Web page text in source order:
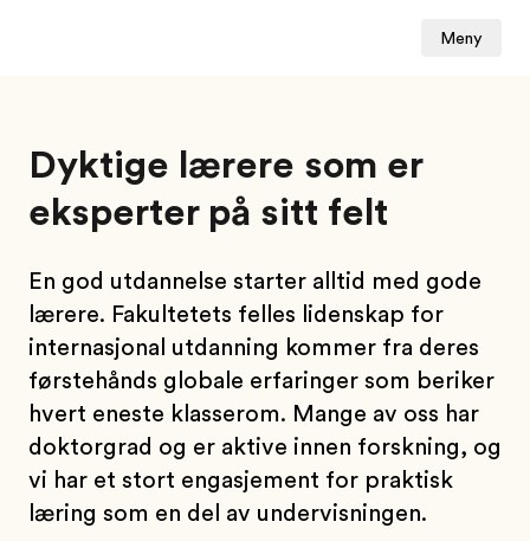
Meny
Dyktige lærere som er
eksperter på sitt felt
En god utdannelse starter alltid med gode
lærere. Fakultetets felles lidenskap for
internasjonal utdanning kommer fra deres
førstehånds globale erfaringer som beriker
hvert eneste klasserom. Mange av oss har
doktorgrad og er aktive innen forskning, og
vi har et stort engasjement for praktisk
læring som en del av undervisningen.